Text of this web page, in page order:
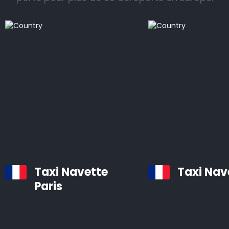
Nous vous proposons un service de taxi professionnel
et fiable vers et depuis les gares ferroviaires, les
aéroports et les ports de croisière dans toutes les
Taxis d’aéroport à Beauvais
Taxi Navette
Paris
Taxi